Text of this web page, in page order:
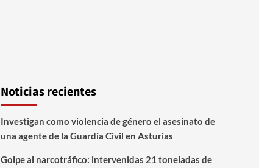
Noticias recientes
Investigan como violencia de género el asesinato de
una agente de la Guardia Civil en Asturias
Golpe al narcotráfico: intervenidas 21 toneladas de